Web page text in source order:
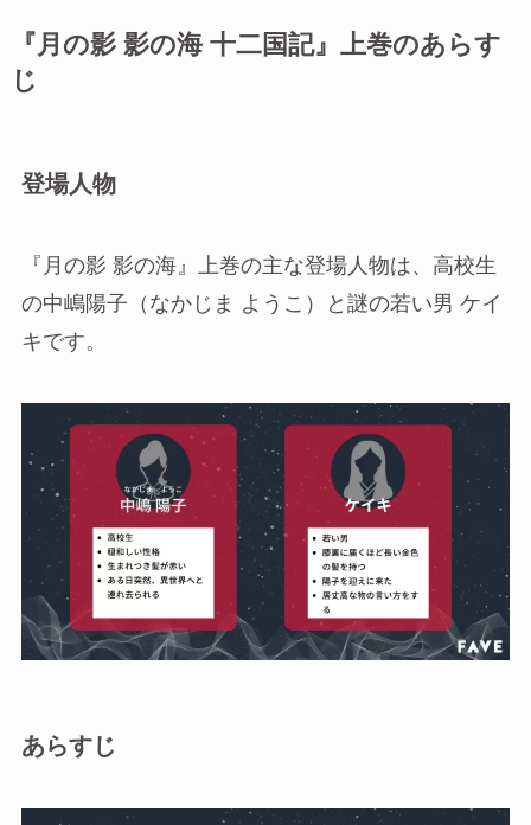
『月の影 影の海 十二国記』上巻のあらす
じ
登場人物
『月の影 影の海』上巻の主な登場人物は、高校生
の中嶋陽子（なかじま ようこ）と謎の若い男 ケイ
キです。
あらすじ